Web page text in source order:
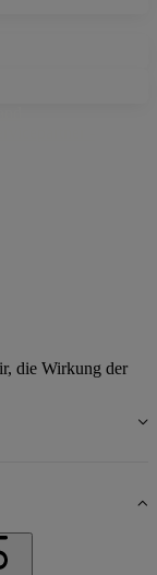
die Wirkung der